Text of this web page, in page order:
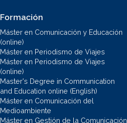
Formación
Máster en Comunicación y Educación
(online)
Máster en Periodismo de Viajes
Máster en Periodismo de Viajes
(online)
Master's Degree in Communication
and Education online (English)
Máster en Comunicación del
Medioambiente
Máster en Gestión de la Comunicación